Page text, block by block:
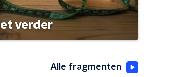
verder
Alle fragmenten